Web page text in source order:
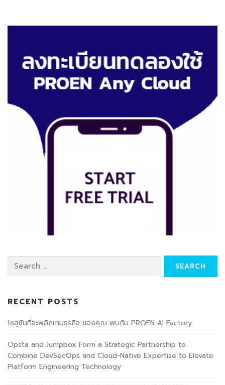
RECENT POSTS
โซลูชันที่จะพลิกเกมธุรกิจ ของคุณ พบกับ PROEN AI Factory
Opsta and Jumpbox Form a Strategic Partnership to
Combine DevSecOps and Cloud-Native Expertise to Elevate
Platform Engineering Technology